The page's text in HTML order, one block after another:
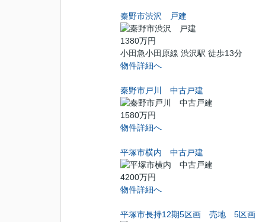
秦野市渋沢 戸建
1380万円
小田急小田原線 渋沢駅 徒歩13分
物件詳細へ
秦野市戸川 中古戸建
1580万円
物件詳細へ
平塚市横内 中古戸建
4200万円
物件詳細へ
平塚市長持12期5区画 売地 5区画